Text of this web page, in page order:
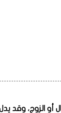
أو الزوج، وقد